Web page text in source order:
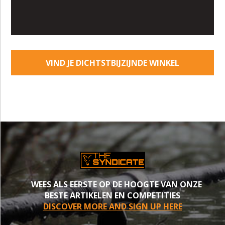
VIND JE DICHTSTBIJZIJNDE WINKEL
WEES ALS EERSTE OP DE HOOGTE VAN ONZE
BESTE ARTIKELEN EN COMPETITIES
DISCOVER MORE AND SIGN UP HERE